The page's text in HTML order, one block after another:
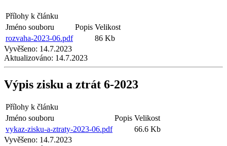
Přílohy k článku
Jméno souboru
Popis Velikost
rozvaha-2023-06.pdf
86 Kb
Vyvěšeno: 14.7.2023
Aktualizováno: 14.7.2023
Výpis zisku a ztrát 6-2023
Přílohy k článku
Jméno souboru
Popis Velikost
vykaz-zisku-a-ztraty-2023-06.pdf
66.6 Kb
Vyvěšeno: 14.7.2023